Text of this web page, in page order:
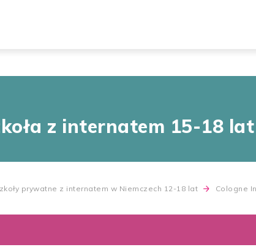
z internatem 15-18 lat
prywatne z internatem w Niemczech 12-18 lat Cologne